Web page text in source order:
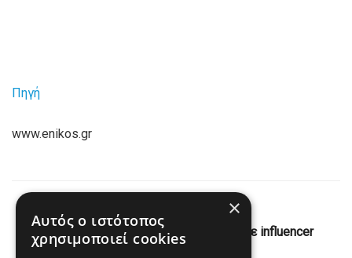
Πηγή
www.enikos.gr
Πάπας Λέων: Έκανε το meme «6-7» με influencer
×
Αυτός ο ιστότοπος
χρησιμοποιεί cookies